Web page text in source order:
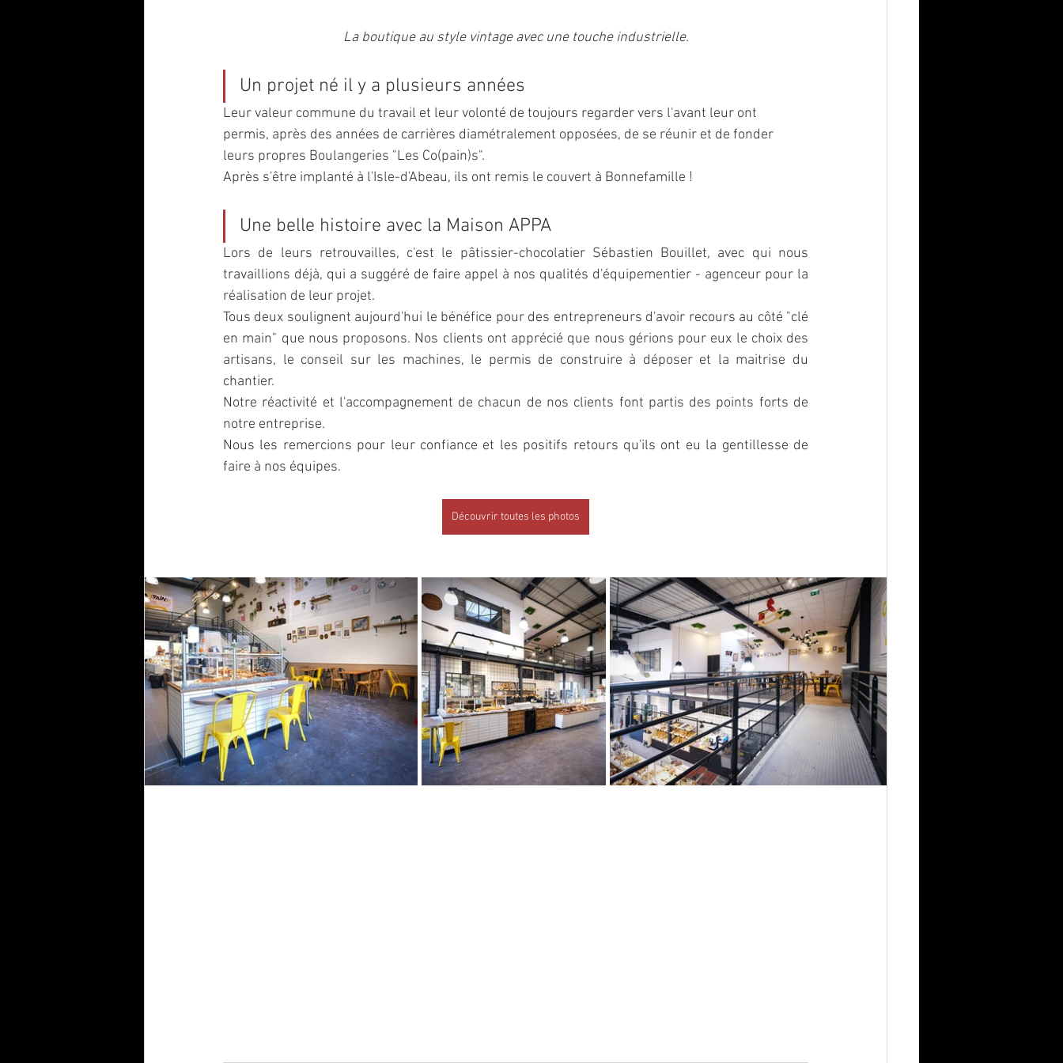
La boutique au style vintage avec une touche industrielle.
Un projet né il y a plusieurs années
Leur valeur commune du travail et leur volonté de toujours regarder vers l'avant leur ont
permis, après des années de carrières diamétralement opposées, de se réunir et de fonder
leurs propres Boulangeries "Les Co(pain)s".
Après s'être implanté à l'Isle-d'Abeau, ils ont remis le couvert à Bonnefamille !
Une belle histoire avec la Maison APPA
Lors de leurs retrouvailles, c'est le pâtissier-chocolatier Sébastien Bouillet, avec qui nous
travaillions déjà, qui a suggéré de faire appel à nos qualités d'équipementier - agenceur pour la
réalisation de leur projet.
Tous deux soulignent aujourd'hui le bénéfice pour des entrepreneurs d'avoir recours au côté "clé
en main" que nous proposons. Nos clients ont apprécié que nous gérions pour eux le choix des
artisans, le conseil sur les machines, le permis de construire à déposer et la maitrise du
chantier.
Notre réactivité et l'accompagnement de chacun de nos clients font partis des points forts de
notre entreprise.
Nous les remercions pour leur confiance et les positifs retours qu'ils ont eu la gentillesse de
faire à nos équipes.
Découvrir toutes les photos